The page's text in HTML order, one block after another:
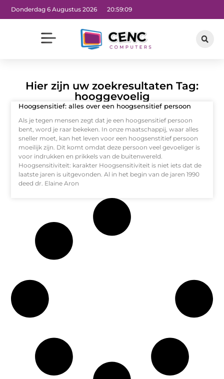
Donderdag 6 Augustus 2026 20:59:10
Hier zijn uw zoekresultaten Tag:
hooggevoelig
Hoogsensitief: alles over een hoogsensitief persoon
Als je tegen mensen zegt dat je een hoogsensitief persoon
bent, word je raar bekeken. In onze maatschappij, waar alles
sneller moet, kan het leven voor een hoogsenstitief persoon
moeilijk zijn. Dit komt omdat deze persoon veel gevoeliger is
voor indrukken en prikkels van de buitenwereld.
Hoogsensitiviteit: karakter Hoogsensitiviteit is niet iets dat de
laatste jaren is uitgevonden. Al in het begin van de jaren 1990
deed dr. Elaine Aron